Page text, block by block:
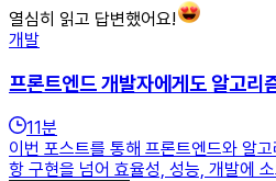
열심히 읽고 답변했어요!
개발
프론트엔드 개발자에게도 알고리
11분
이번 포스트를 통해 프론트엔드와 알
항 구현을 넘어 효율성, 성능, 개발에